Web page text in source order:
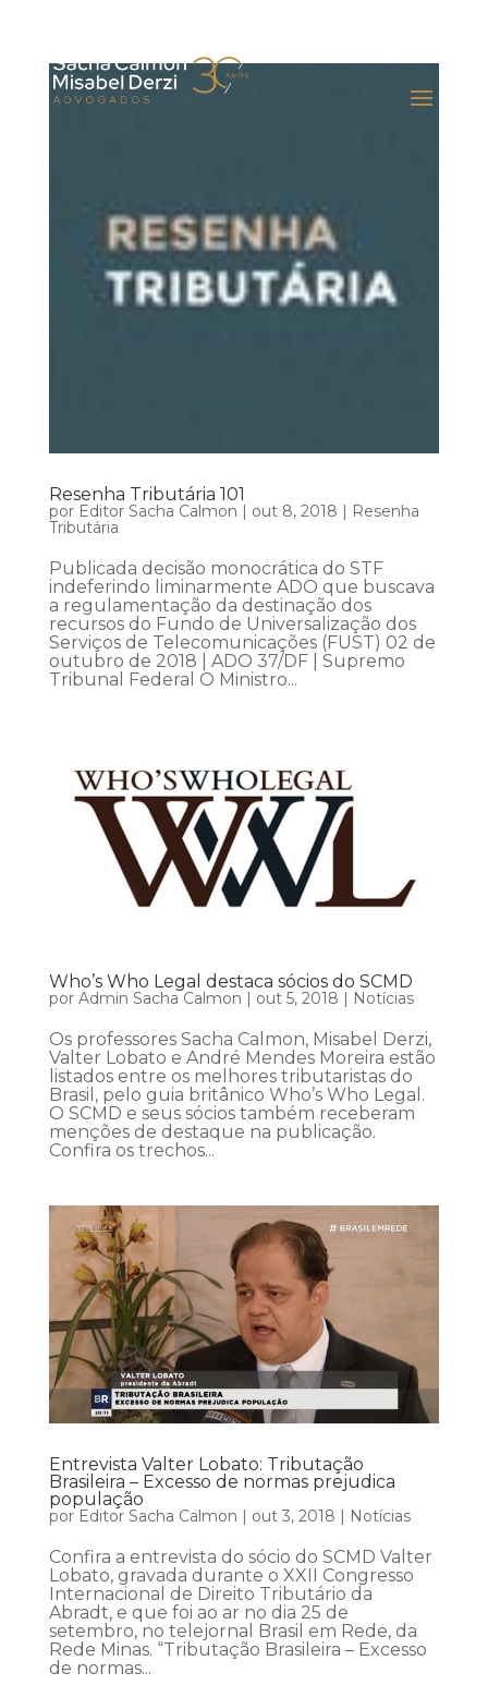
Resenha Tributária 101
por Editor Sacha Calmon out 8, 2018
Resenha
Tributária
Publicada decisão monocrática do STF
indeferindo liminarmente ADO que buscava
a regulamentação da destinação dos
recursos do Fundo de Universalização dos
Serviços de Telecomunicações (FUST) 02 de
outubro de 2018 | ADO 37/DF | Supremo
Tribunal Federal O Ministro...
Who’s Who Legal destaca sócios do SCMD
por Admin Sacha Calmon | out 5, 2018 | Notícias
Os professores Sacha Calmon, Misabel Derzi,
Valter Lobato e André Mendes Moreira estão
listados entre os melhores tributaristas do
Brasil, pelo guia britânico Who’s Who Legal.
O SCMD e seus sócios também receberam
menções de destaque na publicação.
Confira os trechos...
Entrevista Valter Lobato: Tributação
Brasileira – Excesso de normas prejudica
população
por Editor Sacha Calmon | out 3, 2018 | Notícias
Confira a entrevista do sócio do SCMD Valter
Lobato, gravada durante o XXII Congresso
Internacional de Direito Tributário da
Abradt, e que foi ao ar no dia 25 de
setembro, no telejornal Brasil em Rede, da
Rede Minas. “Tributação Brasileira – Excesso
de normas...